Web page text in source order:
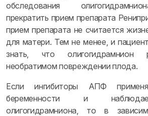
обследования
прекратить прием препарата
прием препарата не считается
для матери. Тем не менее, и
знать, что олигогидрамнион
необратимом повреждении плода.
Если ингибиторы АПФ
беременности и
олигогидрамниона, то в